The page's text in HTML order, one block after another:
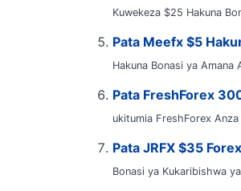
Kuwekeza $25 Hakuna
Pata Meefx $5
Hakuna Bonasi ya
Pata FreshForex
ukitumia FreshForex
Pata JRFX $35
Bonasi ya Kukaribishwa